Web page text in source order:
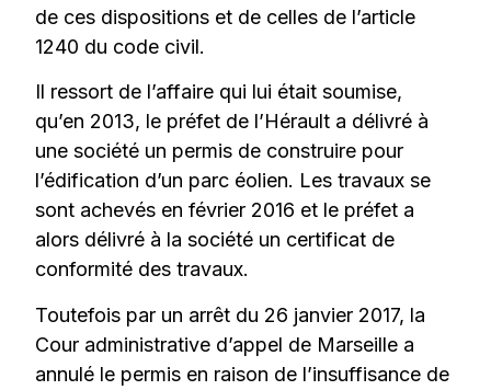
de ces dispositions et de celles de l’article
1240 du code civil.
Il ressort de l’affaire qui lui était soumise,
qu’en 2013, le préfet de l’Hérault a délivré à
une société un permis de construire pour
l’édification d’un parc éolien. Les travaux se
sont achevés en février 2016 et le préfet a
alors délivré à la société un certificat de
conformité des travaux.
Toutefois par un arrêt du 26 janvier 2017, la
Cour administrative d’appel de Marseille a
annulé le permis en raison de l’insuffisance de